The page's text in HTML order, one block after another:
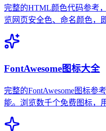
完整的HTML颜色代码参考
览网页安全色、命名颜色，
FontAwesome图标大全
完整的FontAwesome图标参
能。浏览数千个免费图标，